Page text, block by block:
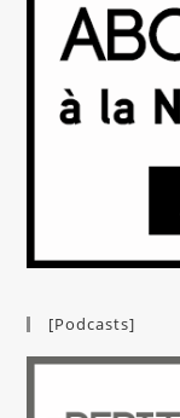
[Podcasts]